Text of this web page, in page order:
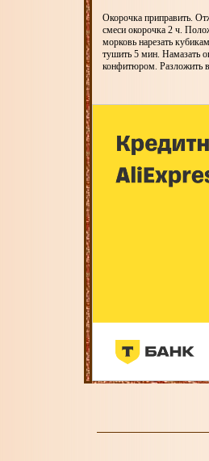
Окорочка приправить.
смеси окорочка 2 ч.
морковь нарезать
тушить 5 мин. Намазать
конфитюром. Разложить